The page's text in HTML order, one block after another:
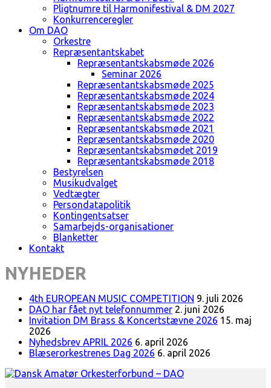
Pligtnumre til Harmonifestival & DM 2027
Konkurrenceregler
Om DAO
Orkestre
Repræsentantskabet
Repræsentantskabsmøde 2026
Seminar 2026
Repræsentantskabsmøde 2025
Repræsentantskabsmøde 2024
Repræsentantskabsmøde 2023
Repræsentantskabsmøde 2022
Repræsentantskabsmøde 2021
Repræsentantskabsmøde 2020
Repræsentantskabsmødet 2019
Repræsentantskabsmøde 2018
Bestyrelsen
Musikudvalget
Vedtægter
Persondatapolitik
Kontingentsatser
Samarbejds-organisationer
Blanketter
Kontakt
NYHEDER
4th EUROPEAN MUSIC COMPETITION 9. juli 2026
DAO har fået nyt telefonnummer 2. juni 2026
Invitation DM Brass & Koncertstævne 2026 15. maj
2026
Nyhedsbrev APRIL 2026 6. april 2026
Blæserorkestrenes Dag 2026 6. april 2026